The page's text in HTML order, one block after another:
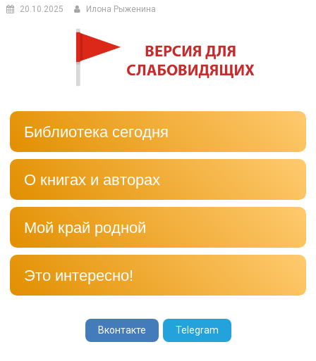
20.10.2025 Илона Рыженина
Библиотека сегодня
О книгах и авторах
Мой край родной
Это интересно!
Вконтакте Telegram